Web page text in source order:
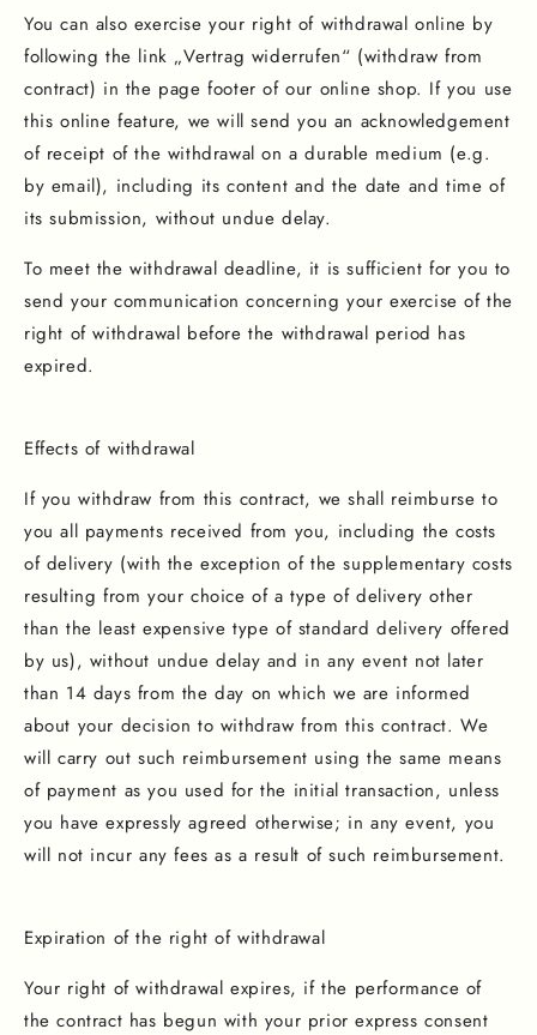
You can also exercise your right of withdrawal online by
following the link „Vertrag widerrufen“ (withdraw from
contract) in the page footer of our online shop. If you use
this online feature, we will send you an acknowledgement
of receipt of the withdrawal on a durable medium (e.g.
by email), including its content and the date and time of
its submission, without undue delay.
To meet the withdrawal deadline, it is sufficient for you to
send your communication concerning your exercise of the
right of withdrawal before the withdrawal period has
expired.
Effects of withdrawal
If you withdraw from this contract, we shall reimburse to
you all payments received from you, including the costs
of delivery (with the exception of the supplementary costs
resulting from your choice of a type of delivery other
than the least expensive type of standard delivery offered
by us), without undue delay and in any event not later
than 14 days from the day on which we are informed
about your decision to withdraw from this contract. We
will carry out such reimbursement using the same means
of payment as you used for the initial transaction, unless
you have expressly agreed otherwise; in any event, you
will not incur any fees as a result of such reimbursement.
Expiration of the right of withdrawal
Your right of withdrawal expires, if the performance of
the contract has begun with your prior express consent